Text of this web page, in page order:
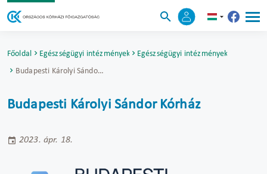
Főoldal Egészségügyi intézmények
Egészségügyi intézmények
Budapesti Károlyi Sándor Kórház
Budapesti Károlyi Sándor Kórház
2023. ápr. 18.